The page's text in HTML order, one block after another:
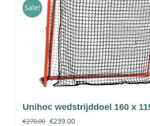
Sale!
Unihoc wedstrijddoel 160 x
€270.00 €239.00